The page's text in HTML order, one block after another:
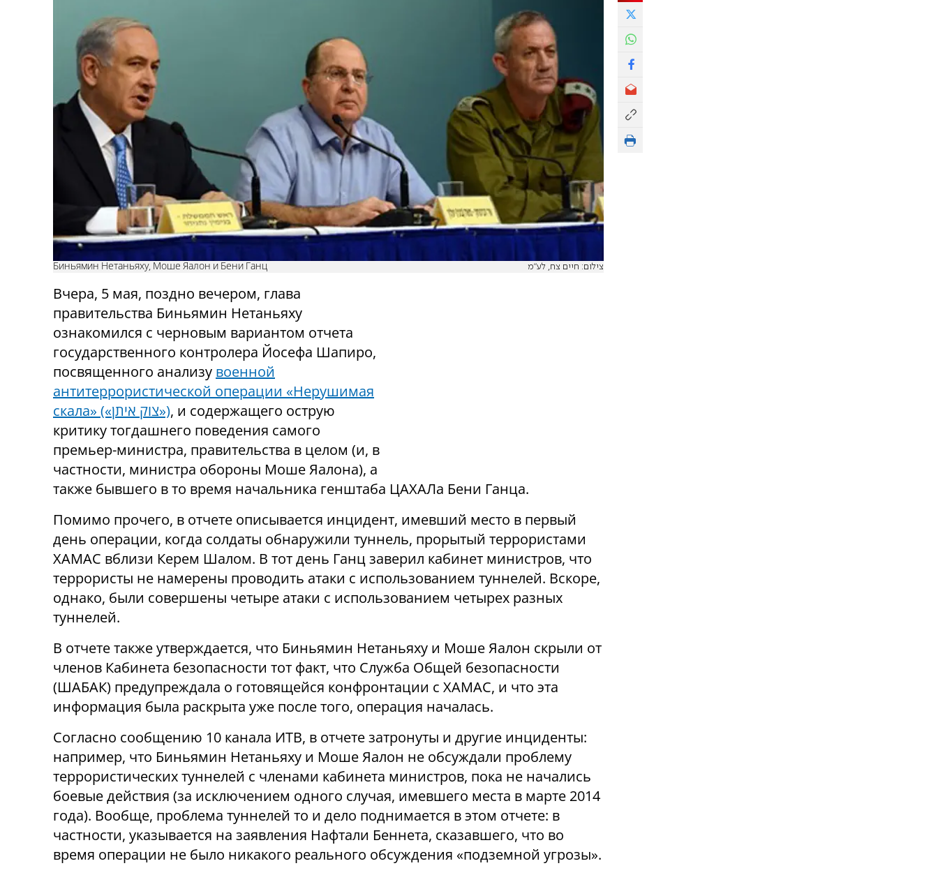
Биньямин Нетаньяху, Моше Яалон и Бени Ганц צילום: חיים צח, לע"מ
Вчера, 5 мая, поздно вечером, глава
правительства Биньямин Нетаньяху
ознакомился с черновым вариантом отчета
государственного контролера Йосефа Шапиро,
посвященного анализу военной
антитеррористической операции «Нерушимая
скала» («צוק איתן»), и содержащего острую
критику тогдашнего поведения самого
премьер-министра, правительства в целом (и, в
частности, министра обороны Моше Яалона), а
также бывшего в то время начальника генштаба ЦАХАЛа Бени Ганца.
Помимо прочего, в отчете описывается инцидент, имевший место в первый
день операции, когда солдаты обнаружили туннель, прорытый террористами
ХАМАС вблизи Керем Шалом. В тот день Ганц заверил кабинет министров, что
террористы не намерены проводить атаки с использованием туннелей. Вскоре,
однако, были совершены четыре атаки с использованием четырех разных
туннелей.
В отчете также утверждается, что Биньямин Нетаньяху и Моше Яалон скрыли от
членов Кабинета безопасности тот факт, что Служба Общей безопасности
(ШАБАК) предупреждала о готовящейся конфронтации с ХАМАС, и что эта
информация была раскрыта уже после того, операция началась.
Согласно сообщению 10 канала ИТВ, в отчете затронуты и другие инциденты:
например, что Биньямин Нетаньяху и Моше Яалон не обсуждали проблему
террористических туннелей с членами кабинета министров, пока не начались
боевые действия (за исключением одного случая, имевшего места в марте 2014
года). Вообще, проблема туннелей то и дело поднимается в этом отчете: в
частности, указывается на заявления Нафтали Беннета, сказавшего, что во
время операции не было никакого реального обсуждения «подземной угрозы».